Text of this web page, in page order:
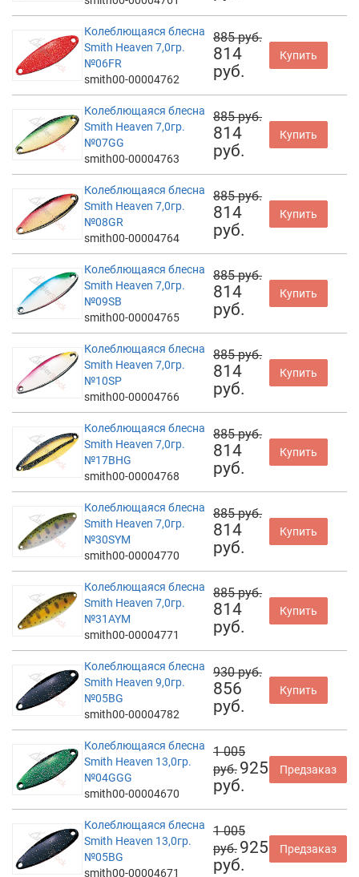
Колеблющаяся блесна
Smith Heaven 7,0гр.
№06FR
smith00-00004762
885 руб.
814
руб.
Купить
Колеблющаяся блесна
Smith Heaven 7,0гр.
№07GG
smith00-00004763
885 руб.
814
руб.
Купить
Колеблющаяся блесна
Smith Heaven 7,0гр.
№08GR
smith00-00004764
885 руб.
814
руб.
Купить
Колеблющаяся блесна
Smith Heaven 7,0гр.
№09SB
smith00-00004765
885 руб.
814
руб.
Купить
Колеблющаяся блесна
Smith Heaven 7,0гр.
№10SP
smith00-00004766
885 руб.
814
руб.
Купить
Колеблющаяся блесна
Smith Heaven 7,0гр.
№17BHG
smith00-00004768
885 руб.
814
руб.
Купить
Колеблющаяся блесна
Smith Heaven 7,0гр.
№30SYM
smith00-00004770
885 руб.
814
руб.
Купить
Колеблющаяся блесна
Smith Heaven 7,0гр.
№31AYM
smith00-00004771
885 руб.
814
руб.
Купить
Колеблющаяся блесна
Smith Heaven 9,0гр.
№05BG
smith00-00004782
930 руб.
856
руб.
Купить
Колеблющаяся блесна
Smith Heaven 13,0гр.
№04GGG
smith00-00004670
1 005
руб. 925
руб.
Предзаказ
Колеблющаяся блесна
Smith Heaven 13,0гр.
№05BG
smith00-00004671
1 005
руб. 925
руб.
Предзаказ